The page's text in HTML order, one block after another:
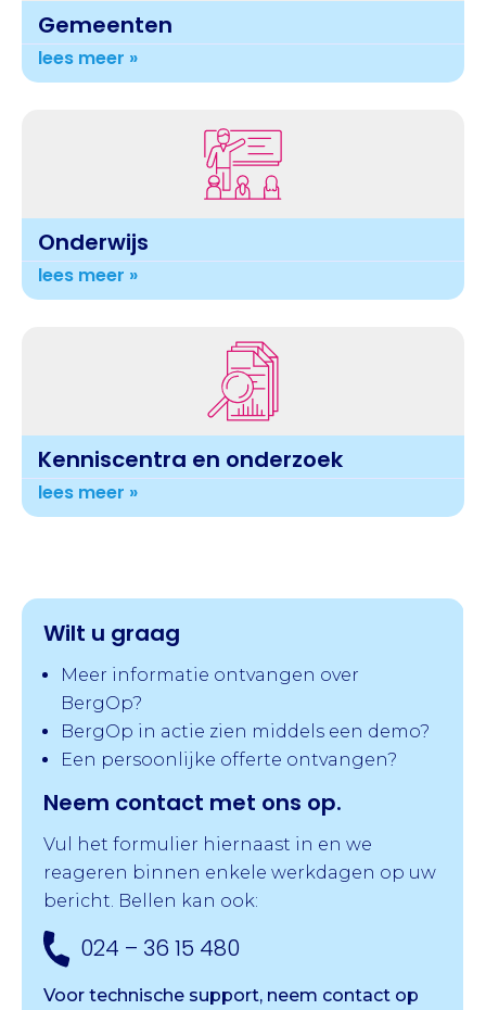
Gemeenten
lees meer »
Onderwijs
lees meer »
Kenniscentra en onderzoek
lees meer »
Wilt u graag
Meer informatie ontvangen over
BergOp?
BergOp in actie zien middels een demo?
Een persoonlijke offerte ontvangen?
Neem contact met ons op.
Vul het formulier hiernaast in en we
reageren binnen enkele werkdagen op uw
bericht. Bellen kan ook:
024 – 36 15 480
Voor technische support, neem contact op